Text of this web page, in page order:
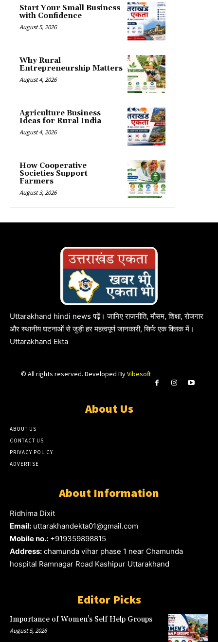
Start Your Small Business
with Confidence
August 5, 2026
Why Rural
Entrepreneurship Matters
August 4, 2026
Agriculture Business
Ideas for Rural India
August 4, 2026
How Cooperative
Societies Support
Farmers
August 3, 2026
Uttarakhand hindi news पढ़ें। जानिए राजनीति, मौसम, शिक्षा, रोजगार
और स्थानीय घटनाओं से जुड़ी हर महत्वपूर्ण जानकारी, सिर्फ एक क्लिक में।
Uttarakhand Ekta
© All rights reserved. Developed ByVibesoft
About Us
ABOUT US
CONTACT US
PRIVACY POLICY
ADVERTISE
About Information
Ridhima Dixit
Email: uttarakhandekta01@gmail.com
Mobile no.: +919359898815
Address: chamunda vihar phase 1 near Chamunda
hospital Ramnagar Road Kashipur Uttarakhand
Editor Picks
Importance of Women’s Self Help Groups
August 5, 2026